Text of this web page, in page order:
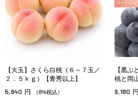
【大玉】さくら白桃（６～７玉／
２．５ｋｇ）【青秀以上】
5,940 円 （8%税込）
【黒ぶ
桃と岡
9,180 円